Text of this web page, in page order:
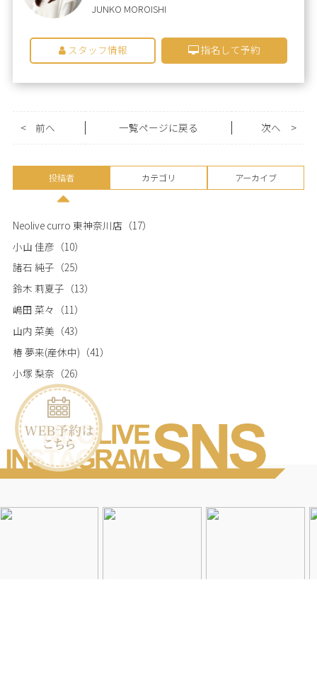
JUNKO MOROISHI
スタッフ情報 指名して予約
< 前へ 一覧ページに戻る >
次へ
投稿者 カテゴリ アーカイブ
Neolive curro 東神奈川店 （17）
小山 佳彦 （10）
諸石 純子 （25）
鈴木 莉夏子 （13）
嶋田 菜々 （11）
山内 菜美 （43）
椿 夢来(産休中) （41）
小塚 梨奈 （26）